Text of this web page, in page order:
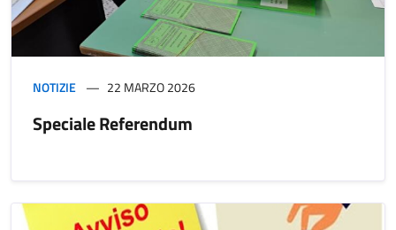
NOTIZIE 22 MARZO 2026
Speciale Referendum